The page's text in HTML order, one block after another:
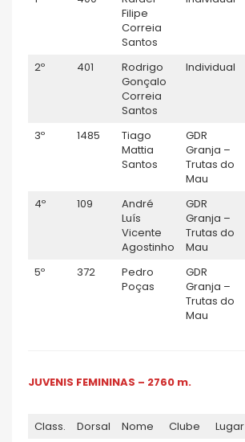
Filipe
Correia
Santos
2º 401
Rodrigo
Gonçalo
Correia
Santos
Individual
3º 1485
Tiago
Mattia
Santos
GDR
Granja –
Trutas do
Mau
4º 109
André
Luís
Vicente
Agostinho
GDR
Granja –
Trutas do
Mau
5º 372
Pedro
Poças
GDR
Granja –
Trutas do
Mau
JUVENIS FEMININAS – 2760 m.
Class. Dorsal Nome Clube Lugar